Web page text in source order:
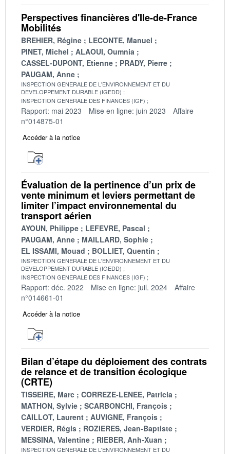
Perspectives financières d'Ile-de-France
Mobilités
BREHIER, Régine
LECONTE, Manuel
PINET, Michel
ALAOUI, Oumnia
CASSEL-DUPONT, Etienne
PRADY, Pierre
PAUGAM, Anne
INSPECTION GENERALE DE L'ENVIRONNEMENT ET DU
DEVELOPPEMENT DURABLE (IGEDD)
INSPECTION GENERALE DES FINANCES (IGF)
Rapport: mai 2023 Mise en ligne: juin 2023
Affaire
n°014875-01
Accéder à la notice
Évaluation de la pertinence d’un prix de
vente minimum et leviers permettant de
limiter l’impact environnemental du
transport aérien
AYOUN, Philippe
LEFEVRE, Pascal
PAUGAM, Anne
MAILLARD, Sophie
EL ISSAMI, Mouad
BOLLIET, Quentin
INSPECTION GENERALE DE L'ENVIRONNEMENT ET DU
DEVELOPPEMENT DURABLE (IGEDD)
INSPECTION GENERALE DES FINANCES (IGF)
Rapport: déc. 2022 Mise en ligne: juil. 2024
Affaire
n°014661-01
Accéder à la notice
Bilan d’étape du déploiement des contrats
de relance et de transition écologique
(CRTE)
TISSEIRE, Marc
CORREZE-LENEE, Patricia
MATHON, Sylvie
SCARBONCHI, François
CAILLOT, Laurent
AUVIGNE, François
VERDIER, Régis
ROZIERES, Jean-Baptiste
MESSINA, Valentine
RIEBER, Anh-Xuan
INSPECTION GENERALE DE L'ENVIRONNEMENT ET DU